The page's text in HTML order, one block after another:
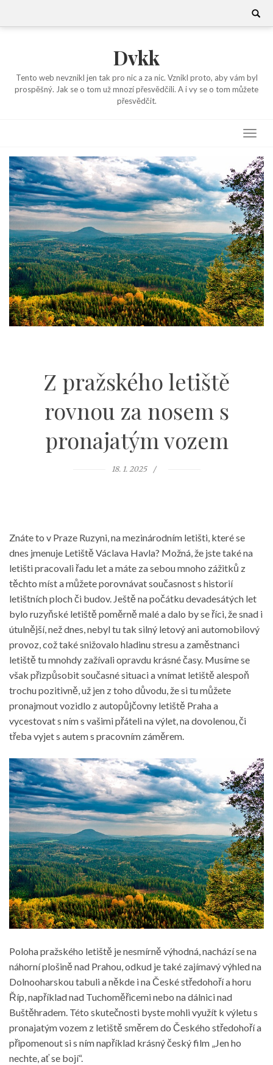
Search
Dvkk
Tento web nevznikl jen tak pro nic a za nic. Vznikl proto, aby vám byl
prospěšný. Jak se o tom už mnozí přesvědčili. A i vy se o tom můžete
přesvědčit.
Z pražského letiště
rovnou za nosem s
pronajatým vozem
18. 1. 2025
Znáte to v Praze Ruzyni, na mezinárodním letišti, které se
dnes jmenuje Letiště Václava Havla? Možná, že jste také na
letišti pracovali řadu let a máte za sebou mnoho zážitků z
těchto míst a můžete porovnávat současnost s historií
letištních ploch či budov. Ještě na počátku devadesátých let
bylo ruzyňské letiště poměrně malé a dalo by se říci, že snad i
útulnější, než dnes, nebyl tu tak silný letový ani automobilový
provoz, což také snižovalo hladinu stresu a zaměstnanci
letiště tu mnohdy zažívali opravdu krásné časy. Musíme se
však přizpůsobit současné situaci a vnímat letiště alespoň
trochu pozitivně, už jen z toho důvodu, že si tu můžete
pronajmout vozidlo zautopůjčovny letiště Prahaa
vycestovat s ním s vašimi přáteli na výlet, na dovolenou, či
třeba vyjet s autem s pracovním záměrem.
Poloha pražského letiště je nesmírně výhodná, nachází se na
náhorní plošině nad Prahou, odkud je také zajímavý výhled na
Dolnooharskou tabuli a někde i na České středohoří a horu
Říp, například nad Tuchoměřicemi nebo na dálnici nad
Buštěhradem. Této skutečnosti byste mohli využít k výletu s
pronajatým vozem z letiště směrem do Českého středohoří a
připomenout si s ním například krásný český film „Jen ho
nechte, ať se bojí“.